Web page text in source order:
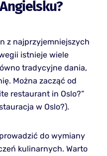
z najprzyjemniejszych
istnieje wiele
tradycyjne dania,
Można zacząć od
restaurant in Oslo?”
w Oslo?).
do wymiany
kulinarnych. Warto